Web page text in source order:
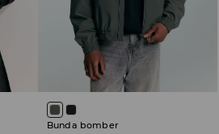
Bunda bomber